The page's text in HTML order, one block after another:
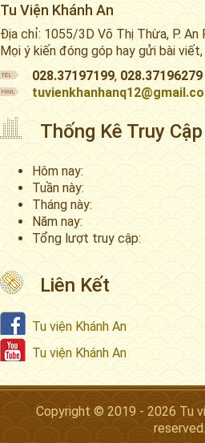
Tu Viện Khánh An
Địa chỉ: 1055/3D Võ Thị Thừa, P. An
Mọi ý kiến đóng góp hay gửi bài viết,
028.37197199, 028.37196279
Thống Kê Truy Cập
Hôm nay:
Tuần này:
Tháng này:
Năm nay:
Tổng lượt truy cập:
Liên Kết
Tu viện Khánh An
Tu viện Khánh An
Copyright © 2019 - 2026 Tu
reserved.